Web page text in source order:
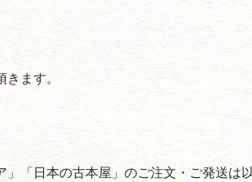
ます。
「日本の古本屋」のご注文・ご発送は